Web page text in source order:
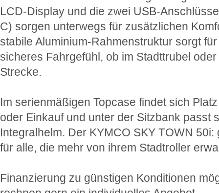
LCD-Display und die zwei USB-
C) sorgen unterwegs für zusätzlichen
stabile Aluminium-Rahmenstruktur sorgt
sicheres Fahrgefühl, ob im Stadttrubel
Strecke.
Im serienmäßigen Topcase findet sich
oder Einkauf und unter der Sitzbank passt
Integralhelm. Der KYMCO SKY TOWN 50i:
für alle, die mehr von ihrem Stadtroller
Finanzierung zu günstigen Konditionen